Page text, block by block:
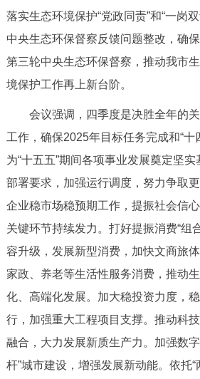
落实生态环境保护“党政同责”和“一岗
中央生态环保督察反馈问题整改，确
第三轮中央生态环保督察，推动我市
境保护工作再上新台阶。
会议强调，四季度是决胜全年的关
工作，确保2025年目标任务完成和“十
为“十五五”期间各项事业发展奠定坚
部署要求，加强运行调度，努力争取
企业稳市场稳预期工作，提振社会信
关键环节持续发力。打好提振消费“组
容升级，发展新型消费，加快文商旅
家政、养老等生活性服务消费，推动
化、高端化发展。加大稳投资力度，
行，加强重大工程项目支撑。推动科
融合，大力发展新质生产力。加强数
杆”城市建设，增强发展新动能。依托